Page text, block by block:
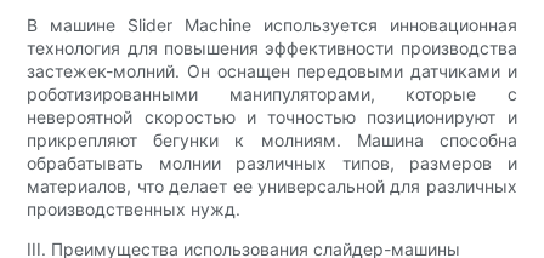
В машине Slider Machine используется инновационная
технология для повышения эффективности производства
застежек-молний. Он оснащен передовыми датчиками и
роботизированными манипуляторами, которые с
невероятной скоростью и точностью позиционируют и
прикрепляют бегунки к молниям. Машина способна
обрабатывать молнии различных типов, размеров и
материалов, что делает ее универсальной для различных
производственных нужд.
III. Преимущества использования слайдер-машины